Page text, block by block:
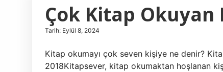
Çok Kitap
Tarih: Eylül 8, 2024
Kitap okumayı çok seven kişiye ne denir?
2018Kitapsever, kitap okumaktan hoşlanan